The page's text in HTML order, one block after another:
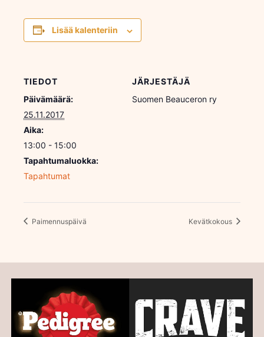
Lisää kalenteriin
TIEDOT
Päivämäärä:
25.11.2017
Aika:
13:00 - 15:00
Tapahtumaluokka:
Tapahtumat
JÄRJESTÄJÄ
Suomen Beauceron ry
Paimennuspäivä Kevätkokous